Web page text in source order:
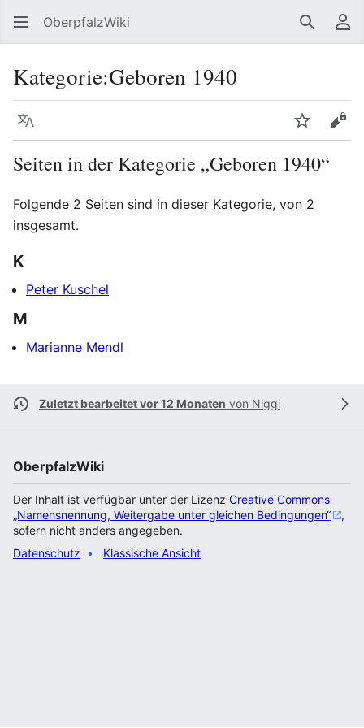
OberpfalzWiki Suchen
Kategorie:Geboren 1940
Sprache
Seiten in der Kategorie „Geboren 1940“
Folgende 2 Seiten sind in dieser Kategorie, von 2
insgesamt.
K
Peter Kuschel
M
Marianne Mendl
Zuletzt bearbeitet vor 12 Monaten von Niggi
OberpfalzWiki
Der Inhalt ist verfügbar unter der Lizenz Creative Commons
„Namensnennung, Weitergabe unter gleichen Bedingungen“
,
sofern nicht anders angegeben.
Datenschutz
Klassische Ansicht